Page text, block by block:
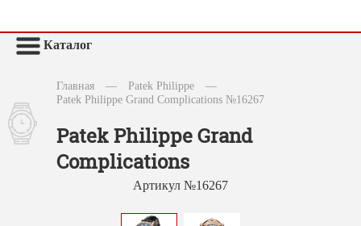
Каталог
Главная — Patek Philippe
—
Patek Philippe Grand Complications №16267
Patek Philippe Grand
Complications
Артикул №16267